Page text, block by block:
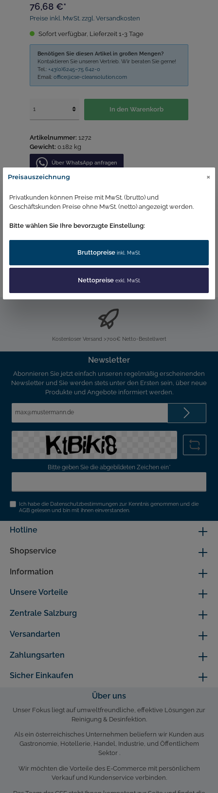
76,68 €*
Preise inkl. MwSt. zzgl. Versandkosten
Sofort verfügbar, Lieferzeit 1-3 Tage
Benötigen Sie diesen Artikel in großen Mengen?
Kontaktieren Sie unseren Vertrieb. Wir beraten Sie gerne!
Tel.: +43(0)6245–75 642-0
Email: office@cse-cleansolution.com
In den Warenkorb
Artikelnummer: 1272
Gewicht: 0.182 kg
Über WhatѕApp anfragеn
Set inkl. Adapter, S-Membran lang
(Art.Nr. 1265) , S-Serviceschlüssel (Art.Nr. 1292)
Dimensionen Höhe: 9cm Durchmesser:…
Kostenloser Versand >700€ Netto-Bestellwert
Newsletter
Abonnieren Sie jetzt einfach unseren regelmäßig erscheinenden
Newsletter und Sie werden stets unter den Ersten sein, über neue
Produkte und Angebote informiert werden.
Bitte geben Sie die abgebildeten Zeichen ein*
Ich habe die Datenschutzbestimmungen zur Kenntnis genommen und die
AGB gelesen und bin mit ihnen einverstanden.
Hotline
Shopservice
Information
Unsere Vorteile
Versandarten
Zahlungsarten
Zentrale Salzburg
Sicher Einkaufen
Über uns
Unser Fokus liegt auf umweltfreundliche, effektive Lösungen zur
Reinigung & Desinfektion.
Als ein österreichisches Unternehmen beliefern wir Kunden aus
Gastronomie, Hotellerie, Handel, Industrie, und Öffentlichem
Sektor .
Wir möchten die Vorteile des E-Commerce mit persönlichem
Verkauf und Kundenservice verbinden.
Preisauszeichnung ×
Privatkunden können Preise mit MwSt. (brutto) und
Geschäftskunden Preise ohne MwSt. (netto) angezeigt werden.
Bitte wählen Sie Ihre bevorzugte Einstellung:
Bruttopreise inkl. MwSt.
Nettopreise exkl. MwSt.